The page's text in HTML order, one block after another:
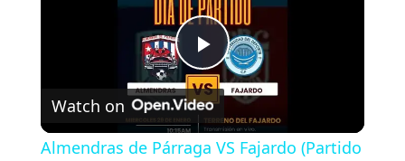
P
l
Watch on
Almendras de Párraga VS Fajardo (Partido